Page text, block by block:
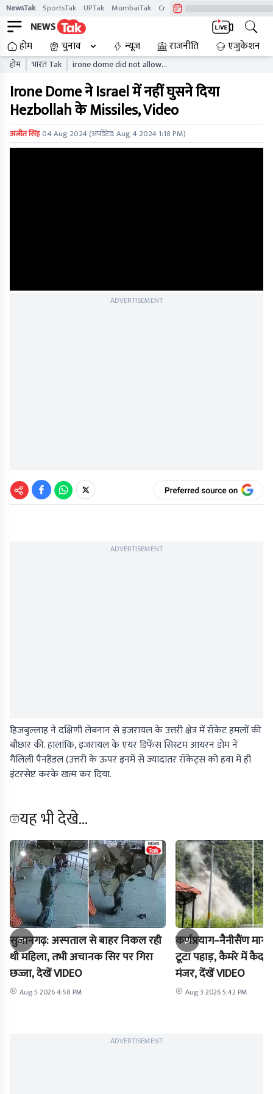
NewsTak SportsTak UPTak MumbaiTak CrimeTak
होम चुनाव न्यूज़ राजनीति एजुकेशन
होम भारत Tak
irone dome did not allow
enter israel video
Irone Dome ने Israel में नहीं घुसने दिया
Hezbollah के Missiles, Video
अजीत सिंह04 Aug 2024(अपडेटेड:Aug 4 2024 1:18 PM)
ADVERTISEMENT
ADVERTISEMENT
हिजबुल्लाह ने दक्षिणी लेबनान से इजरायल के उत्तरी क्षेत्र में रॉकेट हमलों की
बौछार की. हालांकि, इजरायल के एयर डिफेंस सिस्टम आयरन डोम ने
गैलिली पैनहैंडल (उत्तरी के ऊपर इनमें से ज्यादातर रॉकेट्स को हवा में ही
इंटरसेप्ट करके खत्म कर दिया.
यह भी देखे...
सुजानगढ़: अस्पताल से बाहर निकल रही
थी महिला, तभी अचानक सिर पर गिरा
छज्जा, देखें VIDEO
Aug 5 2026 4:58 PM
कर्णप्रयाग–नैनीसैंण
टूटा पहाड़, कैमरे में कैद
मंजर, देंखें VIDEO
Aug 3 2026 5:42 PM
ADVERTISEMENT